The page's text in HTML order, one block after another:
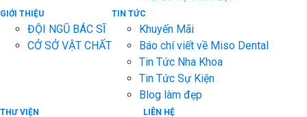
GIỚI THIỆU
ĐỘI NGŨ BÁC SĨ
CỞ SỞ VẬT CHẤT
TIN TỨC
Khuyến Mãi
Báo chí viết về Miso Dental
Tin Tức Nha Khoa
Tin Tức Sự Kiện
Blog làm đẹp
THƯ VIỆN LIÊN HỆ